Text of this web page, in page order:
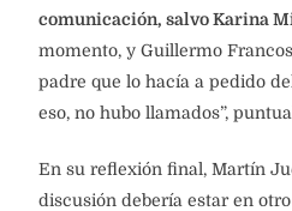
comunicación, salvo Karina
momento, y Guillermo
padre que lo hacía a pedido
eso, no hubo llamados”,
En su reflexión final, Martín
discusión debería estar en